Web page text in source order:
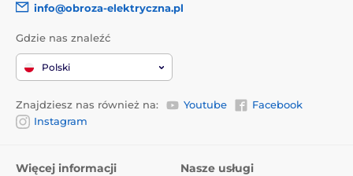
info@obroza-elektryczna.pl
Gdzie nas znaleźć
Polski
Znajdziesz nas również na: Youtube
Facebook
Instagram
Więcej informacji Nasze usługi